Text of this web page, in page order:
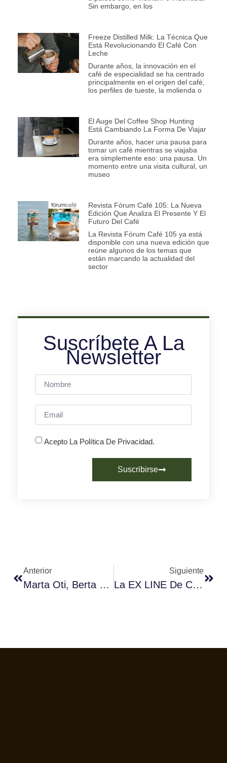
Sin embargo, en los
Freeze Distilled Milk: La Técnica Que
Está Revolucionando El Café Con
Leche
Durante años, la innovación en el
café de especialidad se ha centrado
principalmente en el origen del café,
los perfiles de tueste, la molienda o
El Auge Del Coffee Shop Hunting
Está Cambiando La Forma De Viajar
Durante años, hacer una pausa para
tomar un café mientras se viajaba
era simplemente eso: una pausa. Un
momento entre una visita cultural, un
museo
Revista Fórum Café 105: La Nueva
Edición Que Analiza El Presente Y El
Futuro Del Café
La Revista Fórum Café 105 ya está
disponible con una nueva edición que
reúne algunos de los temas que
están marcando la actualidad del
sector
Suscríbete A La
Newsletter
Acepto La Política De Privacidad.
Suscribirse
Anterior
Marta Oti, Berta Picazo Y Jaume Reus, Ganadores Del V Concurso El Sommelier Del Café
Siguiente
La EX LINE De Crem Inicia Una Nueva Era Para Las Máquinas De Espresso